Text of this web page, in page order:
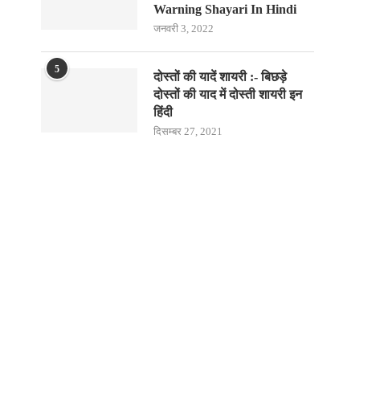
Warning Shayari In Hindi
जनवरी 3, 2022
5
दोस्तों की यादें शायरी :- बिछड़े
दोस्तों की याद में दोस्ती शायरी इन
हिंदी
दिसम्बर 27, 2021